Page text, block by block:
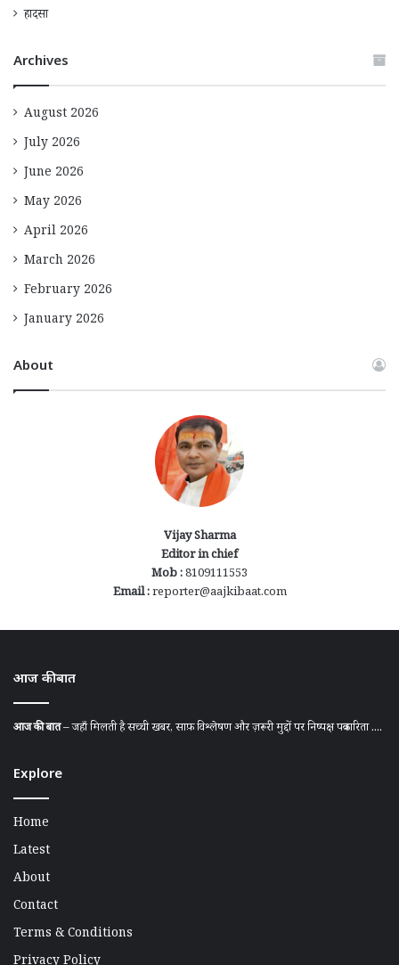
हादसा
Archives
August 2026
July 2026
June 2026
May 2026
April 2026
March 2026
February 2026
January 2026
About
Vijay Sharma
Editor in chief
Mob :8109111553
Email :reporter@aajkibaat.com
आज की बात
आज की बात– जहाँ मिलती है सच्ची खबर, साफ़ विश्लेषण और ज़रूरी मुद्दों पर निष्पक्ष पत्रकारिता ....
Explore
Home
Latest
About
Contact
Terms & Conditions